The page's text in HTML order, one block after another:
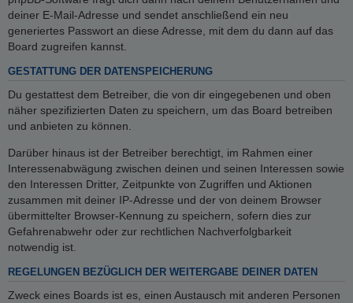
deiner E-Mail-Adresse und sendet anschließend ein neu
generiertes Passwort an diese Adresse, mit dem du dann auf das
Board zugreifen kannst.
GESTATTUNG DER DATENSPEICHERUNG
Du gestattest dem Betreiber, die von dir eingegebenen und oben
näher spezifizierten Daten zu speichern, um das Board betreiben
und anbieten zu können.
Darüber hinaus ist der Betreiber berechtigt, im Rahmen einer
Interessenabwägung zwischen deinen und seinen Interessen sowie
den Interessen Dritter, Zeitpunkte von Zugriffen und Aktionen
zusammen mit deiner IP-Adresse und der von deinem Browser
übermittelter Browser-Kennung zu speichern, sofern dies zur
Gefahrenabwehr oder zur rechtlichen Nachverfolgbarkeit
notwendig ist.
REGELUNGEN BEZÜGLICH DER WEITERGABE DEINER DATEN
Zweck eines Boards ist es, einen Austausch mit anderen Personen